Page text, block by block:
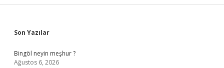
Sidebar
Son Yazılar
Bingöl neyin meşhur ?
Ağustos 6, 2026